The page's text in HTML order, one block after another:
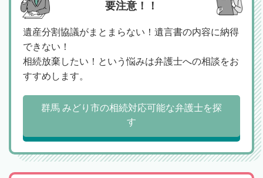
要注意！！
遺産分割協議がまとまらない！遺言書の内容に納得
できない！
相続放棄したい！という悩みは弁護士への相談をお
すすめします。
群馬 みどり市の相続対応可能な弁護士を探
す